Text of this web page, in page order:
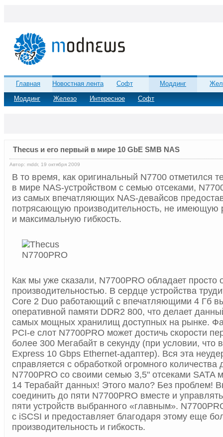
Главная
Новостная лента
Моддинг
Железо Интересное Софт
Софт Моддинг
Thecus и его первый в мире 10 GbE SMB NAS
Автор: mddr, 19 октября 2009
В то время, как оригинальный N7700 отметился
в мире NAS-устройством с семью отсеками,
из самых впечатляющих NAS-девайсов
потрясающую производительность, не имеющую
и максимальную гибкость.
Как мы уже сказали, N7700PRO обладает просто
производительностью. В сердце устройства
Core 2 Duo работающий с впечатляющими 4 Гб
оперативной памяти DDR2 800, что делает
самых мощных хранилищ доступных на рынке.
PCI-e слот N7700PRO может достичь скорости
более 300 Мегабайт в секунду (при условии, что
Express 10 Gbps Ethernet-адаптер). Вся эта
справляется с обработкой огромного количества
N7700PRO со своими семью 3,5" отсеками SATA
14 Терабайт данных! Этого мало? Без проблем!
соединить до пяти N7700PRO вместе и
пяти устройств выбранного «главным».
с iSCSI и предоставляет благодаря этому еще
производительность и гибкость.